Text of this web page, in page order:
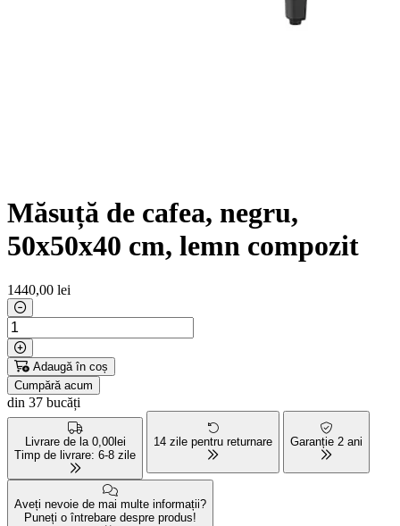
Măsuță de cafea, negru,
50x50x40 cm, lemn compozit
1440,00 lei
Adaugă în coș
Cumpără acum
din 37 bucăți
Livrare de la 0,00lei
Timp de livrare: 6-8 zile
14 zile pentru returnare Garanție 2 ani
Aveți nevoie de mai multe informații?
Puneți o întrebare despre produs!